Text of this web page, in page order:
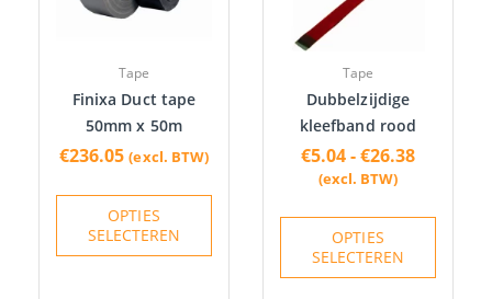
Tape
Finixa Duct tape
50mm x 50m
€236.05 (excl. BTW)
OPTIES
SELECTEREN
de
Tape
Dubbelzijdige
kleefband rood
€5.04-€26.38
(excl. BTW)
OPTIES
SELECTEREN